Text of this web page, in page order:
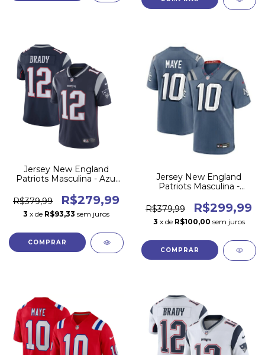
Jersey New England
Patriots Masculina - Azul
R$379,99
R$279,99
3 x de R$93,33 sem juros
COMPRAR
Jersey New England
Patriots Masculina -
R$379,99
R$299,99
3 x de R$100,00 sem juros
COMPRAR